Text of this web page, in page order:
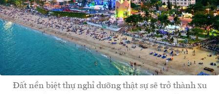
Đất nền biệt thự nghỉ dưỡng thật sự sẽ trở thành xu